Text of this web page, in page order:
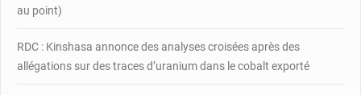
au point)
RDC : Kinshasa annonce des analyses croisées après des
allégations sur des traces d’uranium dans le cobalt exporté